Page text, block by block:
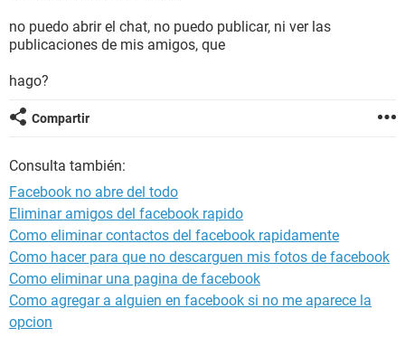
no puedo abrir el chat, no puedo publicar, ni ver las
publicaciones de mis amigos, que
hago?
Compartir
Consulta también:
Facebook no abre del todo
Eliminar amigos del facebook rapido
Como eliminar contactos del facebook rapidamente
Como hacer para que no descarguen mis fotos de facebook
Como eliminar una pagina de facebook
Como agregar a alguien en facebook si no me aparece la
opcion